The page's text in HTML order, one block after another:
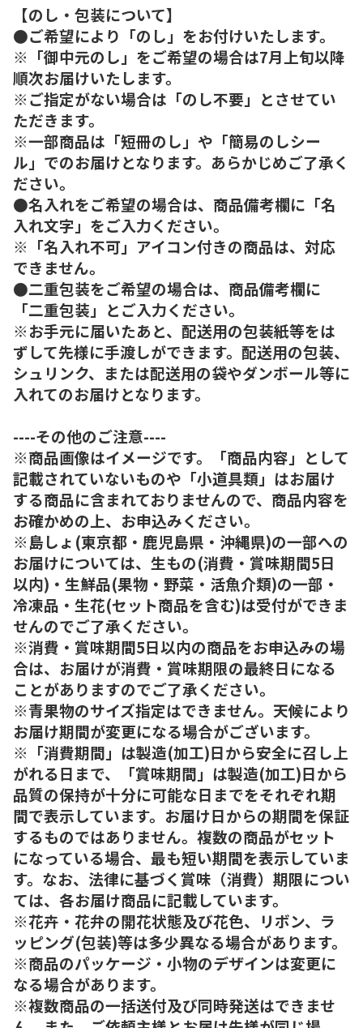
【のし・包装について】
●ご希望により「のし」をお付けいたします。
※「御中元のし」をご希望の場合は7月上旬以降
順次お届けいたします。
※ご指定がない場合は「のし不要」とさせてい
ただきます。
※一部商品は「短冊のし」や「簡易のしシー
ル」でのお届けとなります。あらかじめご了承く
ださい。
●名入れをご希望の場合は、商品備考欄に「名
入れ文字」をご入力ください。
※「名入れ不可」アイコン付きの商品は、対応
できません。
●二重包装をご希望の場合は、商品備考欄に
「二重包装」とご入力ください。
※お手元に届いたあと、配送用の包装紙等をは
ずして先様に手渡しができます。配送用の包装、
シュリンク、または配送用の袋やダンボール等に
入れてのお届けとなります。
----その他のご注意----
※商品画像はイメージです。「商品内容」として
記載されていないものや「小道具類」はお届け
する商品に含まれておりませんので、商品内容を
お確かめの上、お申込みください。
※島しょ(東京都・鹿児島県・沖縄県)の一部への
お届けについては、生もの(消費・賞味期間5日
以内)・生鮮品(果物・野菜・活魚介類)の一部・
冷凍品・生花(セット商品を含む)は受付ができま
せんのでご了承ください。
※消費・賞味期間5日以内の商品をお申込みの場
合は、お届けが消費・賞味期限の最終日になる
ことがありますのでご了承ください。
※青果物のサイズ指定はできません。天候により
お届け期間が変更になる場合がございます。
※「消費期間」は製造(加工)日から安全に召し上
がれる日まで、「賞味期間」は製造(加工)日から
品質の保持が十分に可能な日までをそれぞれ期
間で表示しています。お届け日からの期間を保証
するものではありません。複数の商品がセット
になっている場合、最も短い期間を表示していま
す。なお、法律に基づく賞味（消費）期限につい
ては、各お届け商品に記載しています。
※花卉・花弁の開花状態及び花色、リボン、ラ
ッピング(包装)等は多少異なる場合があります。
※商品のパッケージ・小物のデザインは変更に
なる場合があります。
※複数商品の一括送付及び同時発送はできませ